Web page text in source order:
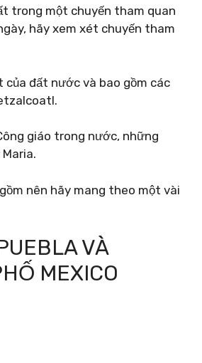
trong một chuyến tham quan
hãy xem xét chuyến tham
đất nước và bao gồm các
giáo trong nước, những
nên hãy mang theo một vài
VÀ
MEXICO